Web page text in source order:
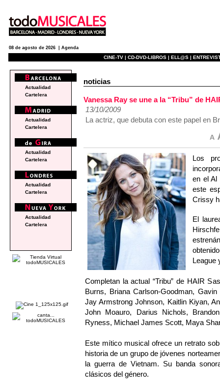
08 de agosto de 2026 | Agenda
CINE-TV | CD-DVD-LIBROS | ELL@S |
noticias
Vanessa Ray se une a la “Tribu” de
13/10/2009
La actriz, que debuta con este papel en
Los
en el Al
este
Crissy
El
League
Completan la actual “Tribu” de HAIR
Burns, Briana Carlson-Goodman,
Jay Armstrong Johnson, Kaitlin Kiyan,
John Moauro, Darius Nichols,
Ryness, Michael James Scott, Maya
Este mítico musical ofrece un retrato
historia de un grupo de jóvenes
la guerra de Vietnam. Su banda
clásicos del género.
Actualidad
Cartelera
Actualidad
Cartelera
Actualidad
Cartelera
Actualidad
Cartelera
Actualidad
Cartelera